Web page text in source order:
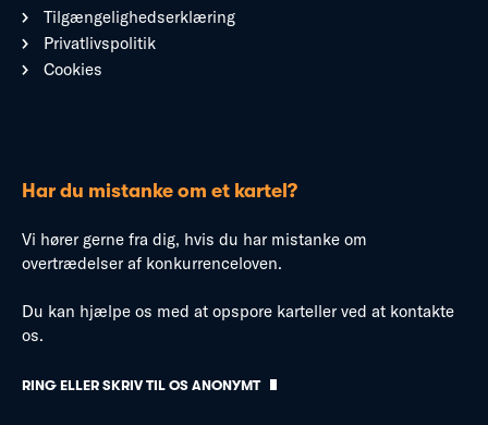
Tilgængelighedserklæring
Privatlivspolitik
Cookies
Har du mistanke om et kartel?
Vi hører gerne fra dig, hvis du har mistanke om
overtrædelser af konkurrenceloven.
Du kan hjælpe os med at opspore karteller ved at kontakte
os.
RING ELLER SKRIV TIL OS ANONYMT